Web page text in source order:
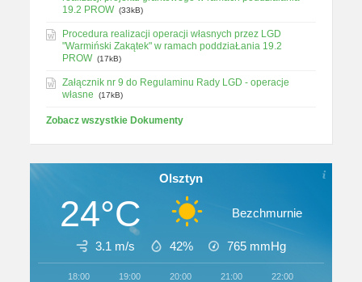
19.2 PROW (33kB)
Procedura realizacji operacji własnych przez LGD
"Warmiński Zakątek" w ramach poddziaŁania 19.2
PROW (17kB)
Załącznik nr 9 do Regulaminu Rady LGD - operacje
własne
(17kB)
Zobacz wszystkie Dokumenty
Olsztyn
24°C Bezchmurnie
3.1 m/s 42% 765 mmHg
18:00 19:00 20:00 21:00 22:00